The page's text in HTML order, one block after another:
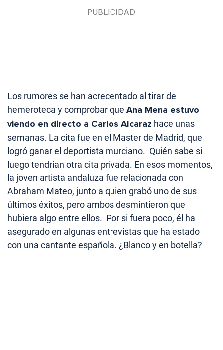
Los rumores se han acrecentado al tirar de
hemeroteca y comprobar que Ana Mena estuvo
viendo en directo a Carlos Alcaraz hace unas
semanas. La cita fue en el Master de Madrid, que
logró ganar el deportista murciano. Quién sabe si
luego tendrían otra cita privada. En esos momentos,
la joven artista andaluza fue relacionada con
Abraham Mateo, junto a quien grabó uno de sus
últimos éxitos, pero ambos desmintieron que
hubiera algo entre ellos. Por si fuera poco, él ha
asegurado en algunas entrevistas que ha estado
con una cantante española. ¿Blanco y en botella?